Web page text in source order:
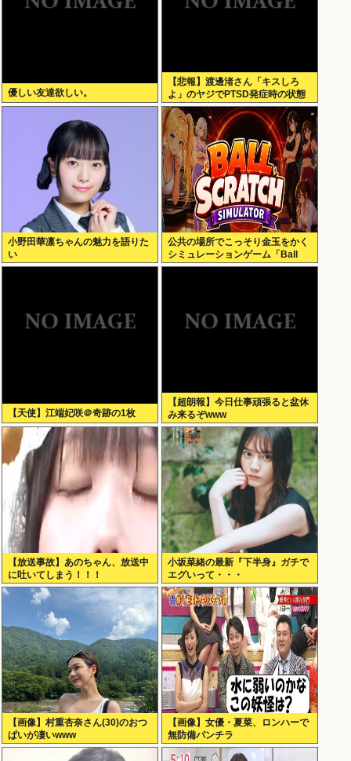
優しい友達欲しい。
【悲報】渡邊渚さん「キスしろ
よ」のヤジでPTSD発症時の状態
に逆戻り
小野田華凛ちゃんの魅力を語りた
い
公共の場所でこっそり金玉をかく
シミュレーションゲーム「Ball
Scratch Simulator」がSteamで
【天使】江端妃咲＠奇跡の1枚
【超朗報】今日仕事頑張ると盆休
み来るぞwww
【放送事故】あのちゃん、放送中
に吐いてしまう！！！
小坂菜緒の最新『下半身』ガチで
エグいって・・・
【画像】村重杏奈さん(30)のおつ
ぱいが凄いwww
【画像】女優・夏菜、ロンハーで
無防備パンチラ